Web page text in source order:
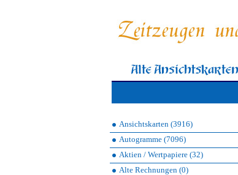
Ansichtskarten (3916)
Autogramme (7096)
Aktien / Wertpapiere (32)
Alte Rechnungen (0)